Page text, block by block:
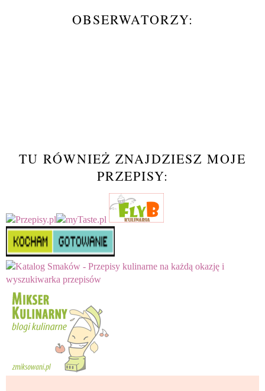
OBSERWATORZY:
TU RÓWNIEŻ ZNAJDZIESZ MOJE
PRZEPISY: